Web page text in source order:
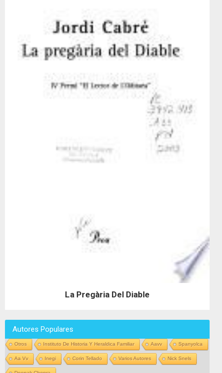
La Pregària Del Diable
Autores Populares
Otros Instituto De Historia Y Heraldica Familiar Aavv Spanyolca
Aa Vv Inegi Corin Tellado Varios Autores Nick Snels